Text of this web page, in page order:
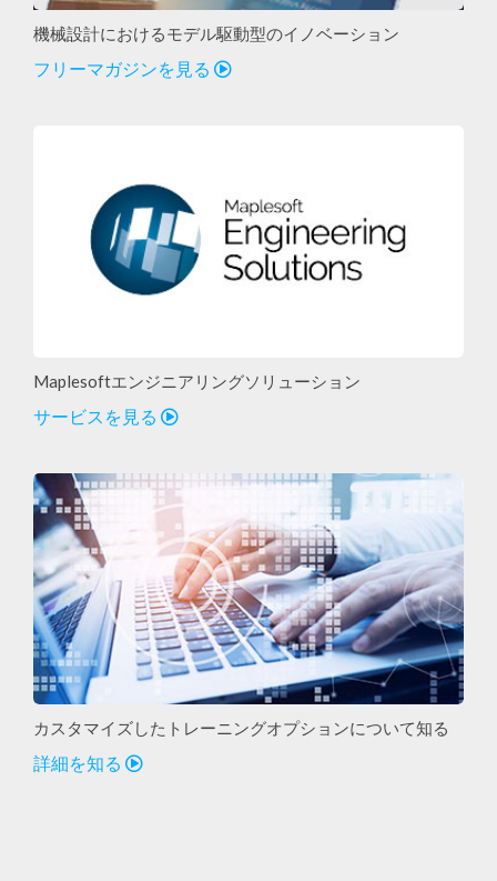
機械設計におけるモデル駆動型のイノベーション
フリーマガジンを見る
Maplesoftエンジニアリングソリューション
サービスを見る
カスタマイズしたトレーニングオプションについて知る
詳細を知る